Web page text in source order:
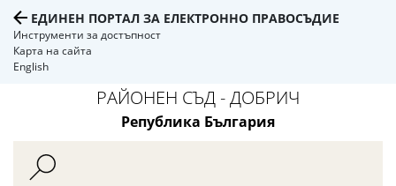
ЕДИНЕН ПОРТАЛ ЗА ЕЛЕКТРОННО ПРАВОСЪДИЕ
Инструменти за достъпност
Карта на сайта
English
РАЙОНЕН СЪД - ДОБРИЧ
Република България